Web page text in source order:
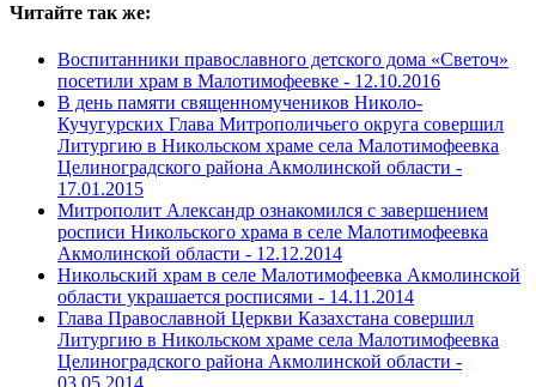
Читайте так же:
Воспитанники православного детского дома «Светоч»
посетили храм в Малотимофеевке - 12.10.2016
В день памяти священномучеников Николо-
Кучугурских Глава Митрополичьего округа совершил
Литургию в Никольском храме села Малотимофеевка
Целиноградского района Акмолинской области -
17.01.2015
Митрополит Александр ознакомился с завершением
росписи Никольского храма в селе Малотимофеевка
Акмолинской области - 12.12.2014
Никольский храм в селе Малотимофеевка Акмолинской
области украшается росписями - 14.11.2014
Глава Православной Церкви Казахстана совершил
Литургию в Никольском храме села Малотимофеевка
Целиноградского района Акмолинской области -